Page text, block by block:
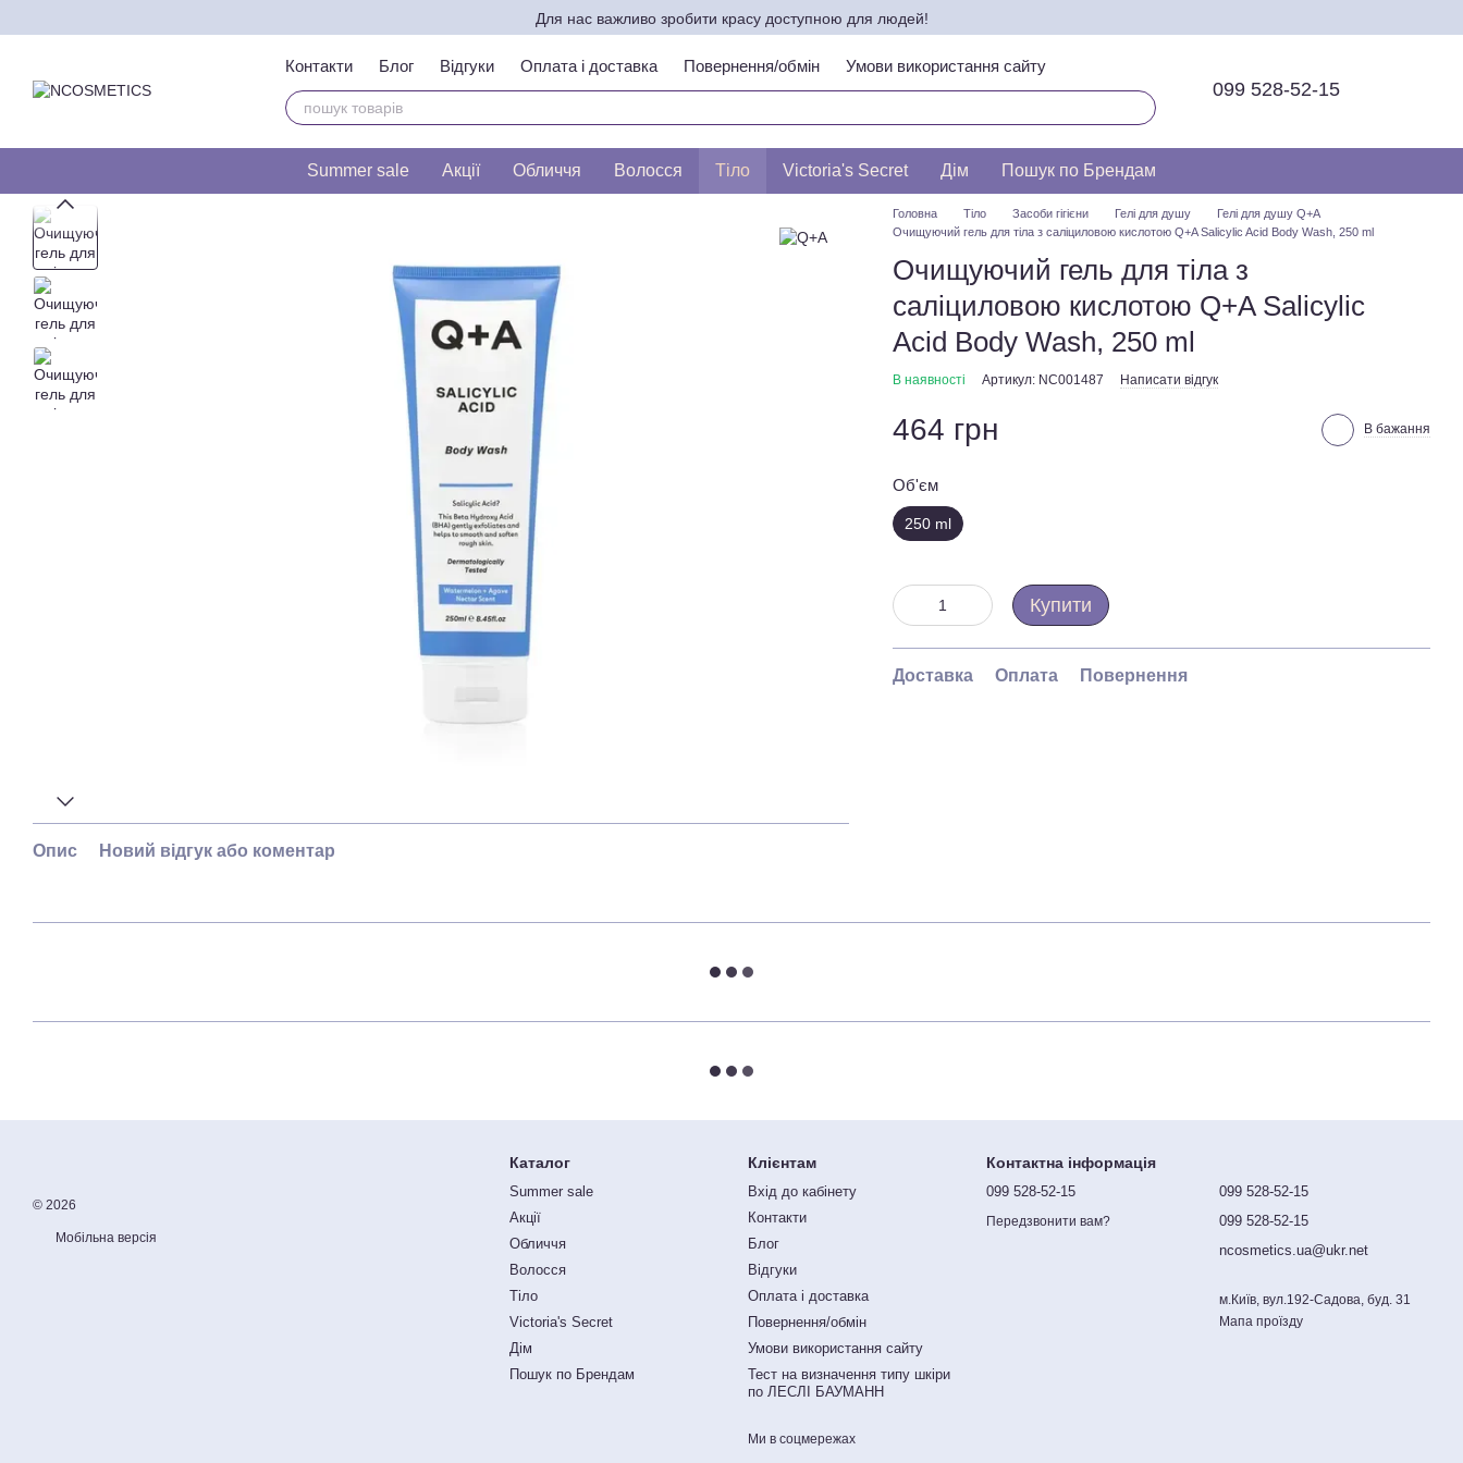
Для нас важливо зробити красу доступною для людей!
Контакти Блог Відгуки Оплата і доставка Повернення/обмін
Умови використання сайту
Тест на визначення типу шкіри по ЛЕСЛІ БАУМАНН
099 528-52-15
Summer sale Акції Обличчя Волосся Тіло Victoria's Secret Дім Пошук по Брендам
Опис Новий відгук або коментар
Головна Тіло Засоби гігієни Гелі для душу
Гелі для душу Q+A
Очищуючий гель для тіла з саліциловою кислотою Q+A Salicylic Acid Body Wash, 250 ml
Очищуючий гель для тіла з
саліциловою кислотою Q+A Salicylic
Acid Body Wash, 250 ml
В наявності Артикул: NC001487 Написати відгук
464 грн В бажання
Об'єм
250 ml
Купити
Доставка Оплата Повернення
© 2026
Мобільна версія
Каталог
Summer sale
Акції
Обличчя
Волосся
Тіло
Victoria's Secret
Дім
Пошук по Брендам
Клієнтам
Вхід до кабінету
Контакти
Блог
Відгуки
Оплата і доставка
Повернення/обмін
Умови використання сайту
Тест на визначення типу шкіри
по ЛЕСЛІ БАУМАНН
Ми в соцмережах
Контактна інформація
099 528-52-15
Передзвонити вам?
099 528-52-15
099 528-52-15
ncosmetics.ua@ukr.net
м.Київ, вул.192-Садова, буд. 31
Мапа проїзду